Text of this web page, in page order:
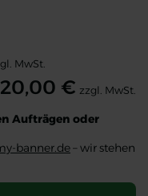
MwSt.
€ zzgl. MwSt.
Aufträgen oder
banner.de– wir stehen